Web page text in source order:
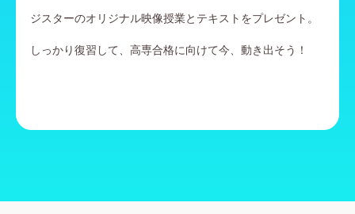
ジスターのオリジナル映像授業とテキストをプレゼント。
しっかり復習して、高専合格に向けて今、動き出そう！